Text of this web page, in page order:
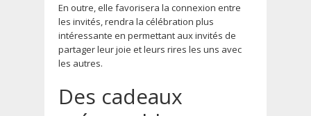
En outre, elle favorisera la connexion entre
les invités, rendra la célébration plus
intéressante en permettant aux invités de
partager leur joie et leurs rires les uns avec
les autres.
Des cadeaux